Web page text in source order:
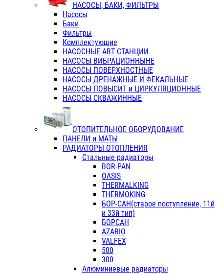
НАСОСЫ, БАКИ, ФИЛЬТРЫ
Насосы
Баки
Фильтры
Комплектующие
НАСОСНЫЕ АВТ СТАНЦИИ
НАСОСЫ ВИБРАЦИОННЫНЕ
НАСОСЫ ПОВЕРХНОСТНЫЕ
НАСОСЫ ДРЕНАЖНЫЕ И ФЕКАЛЬНЫЕ
НАСОСЫ ПОВЫСИТ и ЦИРКУЛЯЦИОННЫЕ
НАСОСЫ СКВАЖИННЫЕ
ОТОПИТЕЛЬНОЕ ОБОРУДОВАНИЕ
ПАНЕЛИ и МАТЫ
РАДИАТОРЫ ОТОПЛЕНИЯ
Стальные радиаторы
BOR-PAN
OASIS
THERMALKING
THERMOKING
БОР-САН(старое поступление, 11й
и 33й тип)
БОРСАН
AZARIO
VALFEX
500
300
Алюминиевые радиаторы